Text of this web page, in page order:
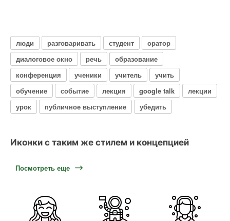
люди разговаривать студент
оратор
диалоговое окно
речь
образование
конференция
ученики учитель
учить
обучение
событие лекция google talk
лекции
урок
публичное выступление убедить
Иконки с таким же стилем и концепцией
Посмотреть еще